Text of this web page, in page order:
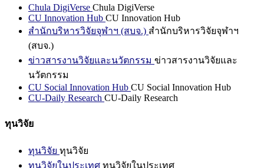
Chula DigiVerse Chula DigiVerse
CU Innovation Hub CU Innovation Hub
สำนักบริหารวิจัยจุฬาฯ (สบจ.) สำนักบริหารวิจัยจุฬาฯ
(สบจ.)
ข่าวสารงานวิจัยและนวัตกรรม ข่าวสารงานวิจัยและ
นวัตกรรม
CU Social Innovation Hub CU Social Innovation Hub
CU-Daily Research CU-Daily Research
ทุนวิจัย
ทุนวิจัย ทุนวิจัย
ทุนวิจัยในประเทศ ทุนวิจัยในประเทศ